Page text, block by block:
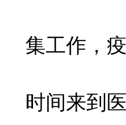
集工作，
时间来到